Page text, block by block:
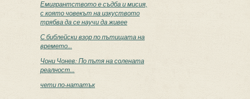
Емигрантството е съдба и мисия,
с която човекът на изкуството
трябва да се научи да живее
С библейски взор по пътищата на
времето...
Чони Чонев: По пътя на солената
реалност...
чети по-нататък